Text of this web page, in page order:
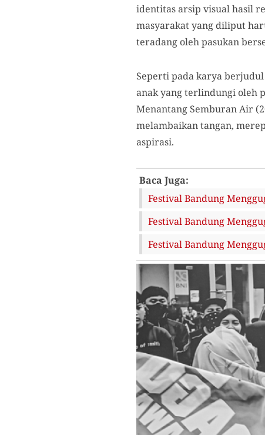
identitas arsip visual hasil
masyarakat yang diliput
teradang oleh pasukan
Seperti pada karya
anak yang terlindungi oleh
Menantang Semburan Air
melambaikan tangan,
aspirasi.
Baca Juga:
Festival Bandung
Festival Bandung
Festival Bandung